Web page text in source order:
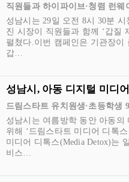
직원들과 하이파이브·청렴 런
성남시는 29일 오전 8시 30분
진 시장이 직원들과 함께 ‘갑질
펼쳤다.이번 캠페인은 기관장이
갑…
성남시, 아동 디지털 미디
드림스타트 유치원생·초등학생
활동 지원
성남시는 여름방학 동안 아동의
위해 ‘드림스타트 미디어 디톡
미디어 디톡스(Media Detox)는
비스…